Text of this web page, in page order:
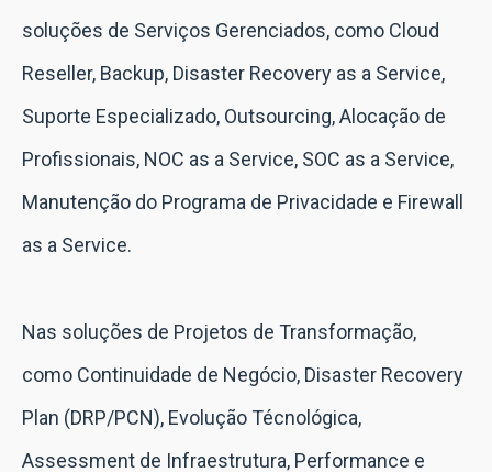
soluções de Serviços Gerenciados, como Cloud
Reseller, Backup, Disaster Recovery as a Service,
Suporte Especializado, Outsourcing, Alocação de
Profissionais, NOC as a Service, SOC as a Service,
Manutenção do Programa de Privacidade e Firewall
as a Service.
Nas soluções de Projetos de Transformação,
como Continuidade de Negócio, Disaster Recovery
Plan (DRP/PCN), Evolução Técnológica,
Assessment de Infraestrutura, Performance e